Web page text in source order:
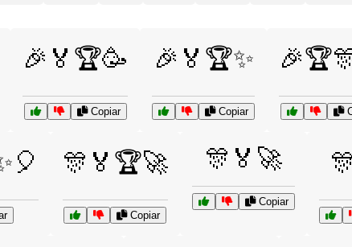
🎉🏅🏆🥳
Copiar
🎉🏅🏆✨
Copiar
🎊🏅🏆🚀
Copiar
🎊🏅🚀
Copiar